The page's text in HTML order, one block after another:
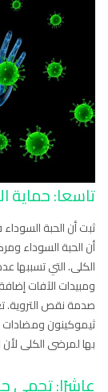
تاسعا:حماية
ثبت أن الحبة
أن الحبة السوداء
الكلى. التي تسببها
ومبيدات الآفات
صدمة نقص التروية.
ثيموكينون ومضادات
بها لمرضى الكلى
عاشرًا: تحمي